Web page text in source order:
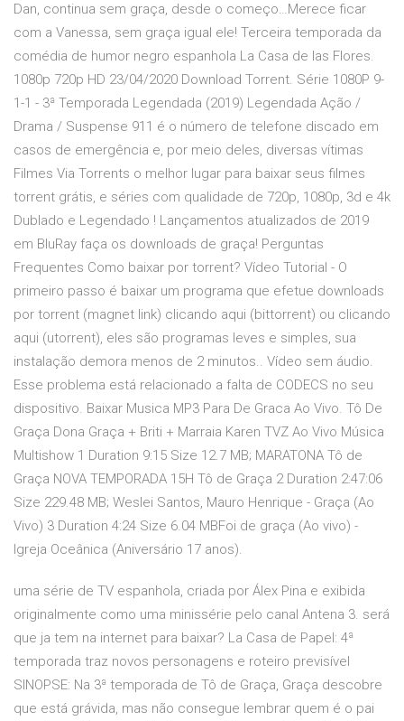
Dan, continua sem graça, desde o começo…Merece ficar
com a Vanessa, sem graça igual ele! Terceira temporada da
comédia de humor negro espanhola La Casa de las Flores.
1080p 720p HD 23/04/2020 Download Torrent. Série 1080P 9-
1-1 - 3ª Temporada Legendada (2019) Legendada Ação /
Drama / Suspense 911 é o número de telefone discado em
casos de emergência e, por meio deles, diversas vítimas
Filmes Via Torrents o melhor lugar para baixar seus filmes
torrent grátis, e séries com qualidade de 720p, 1080p, 3d e 4k
Dublado e Legendado ! Lançamentos atualizados de 2019
em BluRay faça os downloads de graça! Perguntas
Frequentes Como baixar por torrent? Vídeo Tutorial - O
primeiro passo é baixar um programa que efetue downloads
por torrent (magnet link) clicando aqui (bittorrent) ou clicando
aqui (utorrent), eles são programas leves e simples, sua
instalação demora menos de 2 minutos.. Vídeo sem áudio.
Esse problema está relacionado a falta de CODECS no seu
dispositivo. Baixar Musica MP3 Para De Graca Ao Vivo. Tô De
Graça Dona Graça + Briti + Marraia Karen TVZ Ao Vivo Música
Multishow 1 Duration 9:15 Size 12.7 MB; MARATONA Tô de
Graça NOVA TEMPORADA 15H Tô de Graça 2 Duration 2:47:06
Size 229.48 MB; Weslei Santos, Mauro Henrique - Graça (Ao
Vivo) 3 Duration 4:24 Size 6.04 MBFoi de graça (Ao vivo) -
Igreja Oceânica (Aniversário 17 anos).
uma série de TV espanhola, criada por Álex Pina e exibida
originalmente como uma minissérie pelo canal Antena 3. será
que ja tem na internet para baixar? La Casa de Papel: 4ª
temporada traz novos personagens e roteiro previsível
SINOPSE: Na 3ª temporada de Tô de Graça, Graça descobre
que está grávida, mas não consegue lembrar quem é o pai